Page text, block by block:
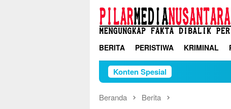
Loncat
konten
BERITA PERISTIWA KRIMINAL
Konten Spesial
Beranda Berita